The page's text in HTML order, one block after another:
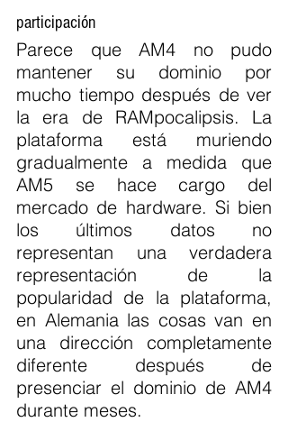
participación
Parece que AM4 no pudo
mantener su dominio por
mucho tiempo después de ver
la era de RAMpocalipsis. La
plataforma está muriendo
gradualmente a medida que
AM5 se hace cargo del
mercado de hardware. Si bien
los últimos datos no
representan una verdadera
representación de la
popularidad de la plataforma,
en Alemania las cosas van en
una dirección completamente
diferente después de
presenciar el dominio de AM4
durante meses.